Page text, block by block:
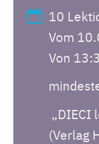
10
Vom
Von
„DIECI
(Verlag